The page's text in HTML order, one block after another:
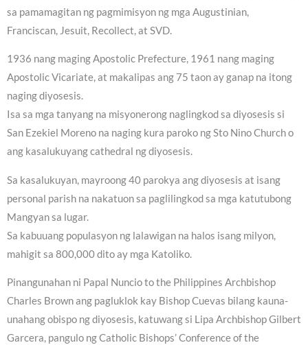
sa pamamagitan ng pagmimisyon ng mga Augustinian,
Franciscan, Jesuit, Recollect, at SVD.
1936 nang maging Apostolic Prefecture, 1961 nang maging
Apostolic Vicariate, at makalipas ang 75 taon ay ganap na itong
naging diyosesis.
Isa sa mga tanyang na misyonerong naglingkod sa diyosesis si
San Ezekiel Moreno na naging kura paroko ng Sto Nino Church o
ang kasalukuyang cathedral ng diyosesis.
Sa kasalukuyan, mayroong 40 parokya ang diyosesis at isang
personal parish na nakatuon sa paglilingkod sa mga katutubong
Mangyan sa lugar.
Sa kabuuang populasyon ng lalawigan na halos isang milyon,
mahigit sa 800,000 dito ay mga Katoliko.
Pinangunahan ni Papal Nuncio to the Philippines Archbishop
Charles Brown ang pagluklok kay Bishop Cuevas bilang kauna-
unahang obispo ng diyosesis, katuwang si Lipa Archbishop Gilbert
Garcera, pangulo ng Catholic Bishops’ Conference of the